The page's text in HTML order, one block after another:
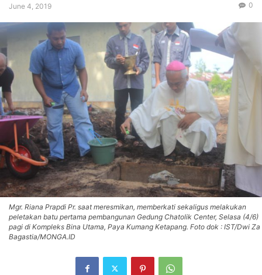
June 4, 2019 0
Mgr. Riana Prapdi Pr. saat meresmikan, memberkati sekaligus melakukan
peletakan batu pertama pembangunan Gedung Chatolik Center, Selasa (4/6)
pagi di Kompleks Bina Utama, Paya Kumang Ketapang. Foto dok : IST/Dwi Za
Bagastia/MONGA.ID